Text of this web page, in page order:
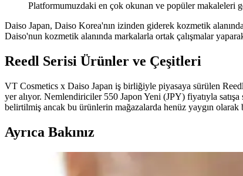
Platformumuzdaki en çok okunan ve popüler makaleleri
Daiso Japan, Daiso Korea'nın izinden giderek kozmetik
Daiso'nun kozmetik alanında markalarla ortak çalışmalar
Reedl Serisi Ürünler ve Çeşitleri
VT Cosmetics x Daiso Japan iş birliğiyle piyasaya sürülen
yer alıyor. Nemlendiriciler 550 Japon Yeni (JPY) fiyatıyla
belirtilmiş ancak bu ürünlerin mağazalarda henüz yaygın olarak
Ayrıca Bakınız
Saç ve Sakal Beyazlıklarını Gidermeye Yönelik